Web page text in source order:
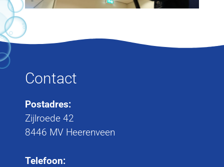
Contact
Postadres:
Zijlroede 42
8446 MV Heerenveen
Telefoon: